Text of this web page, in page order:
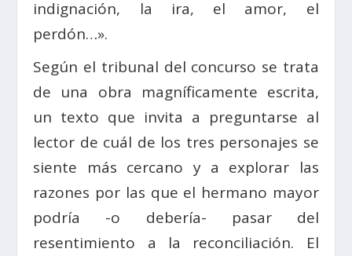
indignación, la ira, el amor, el
perdón…».
Según el tribunal del concurso se trata
de una obra magníficamente escrita,
un texto que invita a preguntarse al
lector de cuál de los tres personajes se
siente más cercano y a explorar las
razones por las que el hermano mayor
podría -o debería- pasar del
resentimiento a la reconciliación. El